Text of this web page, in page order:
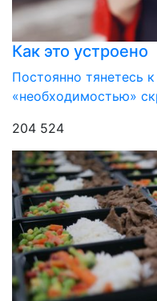
Как это устроено
Постоянно тянетесь
«необходимостью»
204 524